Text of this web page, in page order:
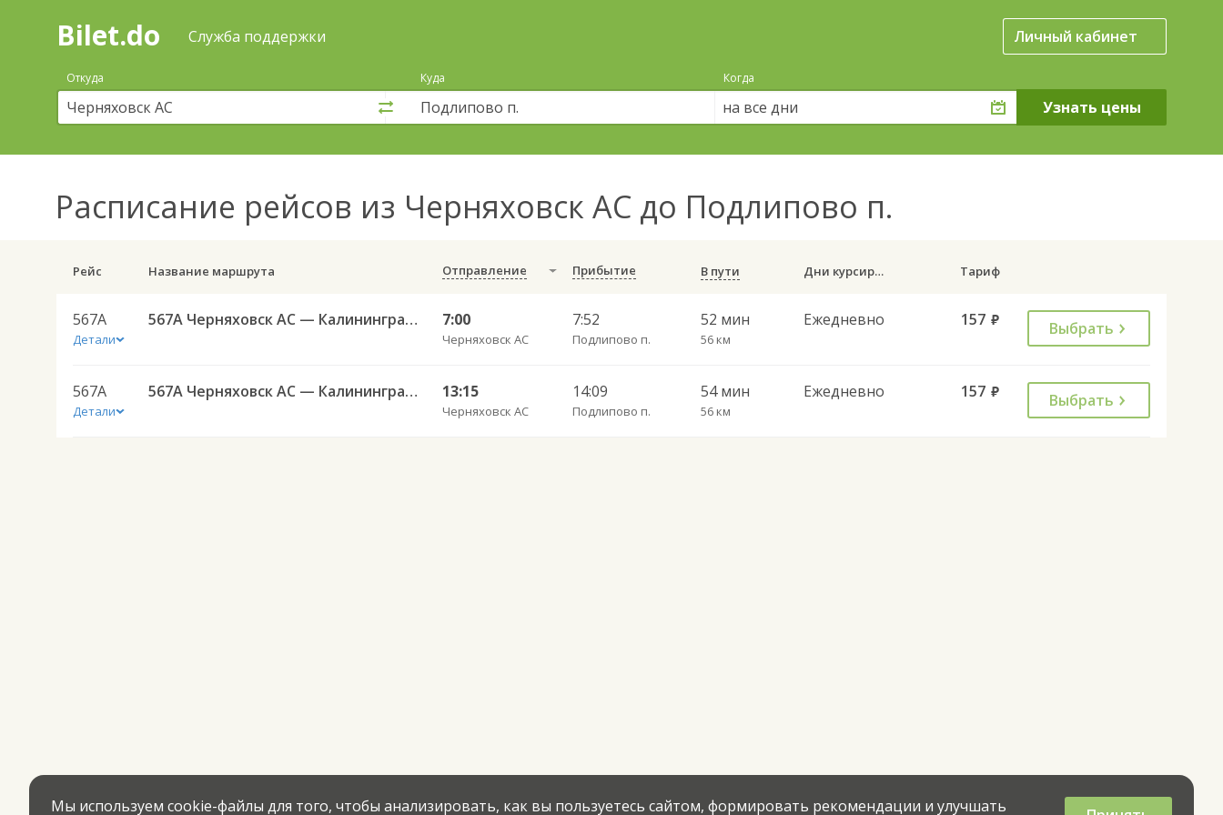
Поиск
покупка
билетов
автобус
онлайн
Bilet.do Служба поддержки Личный кабинет
Откуда Куда Когда
на все дни
Расписание рейсов из Черняховск АС до Подлипово п.
Рейс Название маршрута Отправление Прибытие В пути Дни курсирования Тариф
567А
Детали
567А Черняховск АС — Калининград АВ ч/з Железнодорожный КДП, Правдинск КДП 7:00
Черняховск АС
7:52
Подлипово п.
52 мин
56 км
Ежедневно 157 руб. Выбрать
567А
Детали
567А Черняховск АС — Калининград АВ ч/з Железнодорожный КДП, Правдинск КДП 13:15
Черняховск АС
14:09
Подлипово п.
54 мин
56 км
Ежедневно 157 руб. Выбрать
Мы используем cookie-файлы для того, чтобы анализировать, как вы пользуетесь сайтом, формировать рекомендации и улучшать